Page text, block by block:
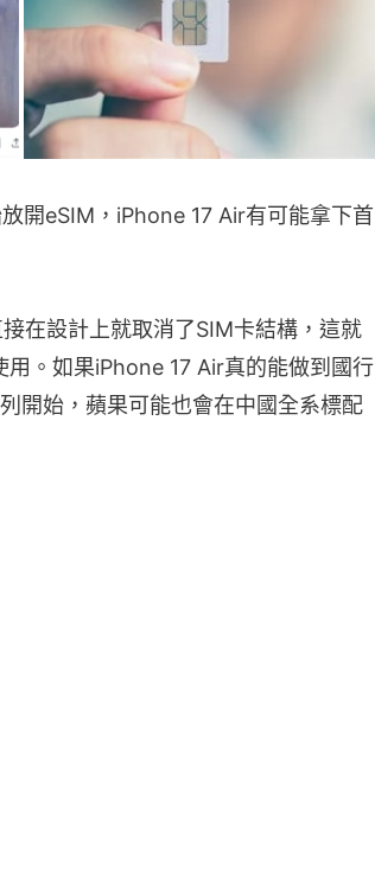
開eSIM，iPhone 17 Air有可能拿下首
在設計上就取消了SIM卡結構，這就
。如果iPhone 17 Air真的能做到國行
開始，蘋果可能也會在中國全系標配